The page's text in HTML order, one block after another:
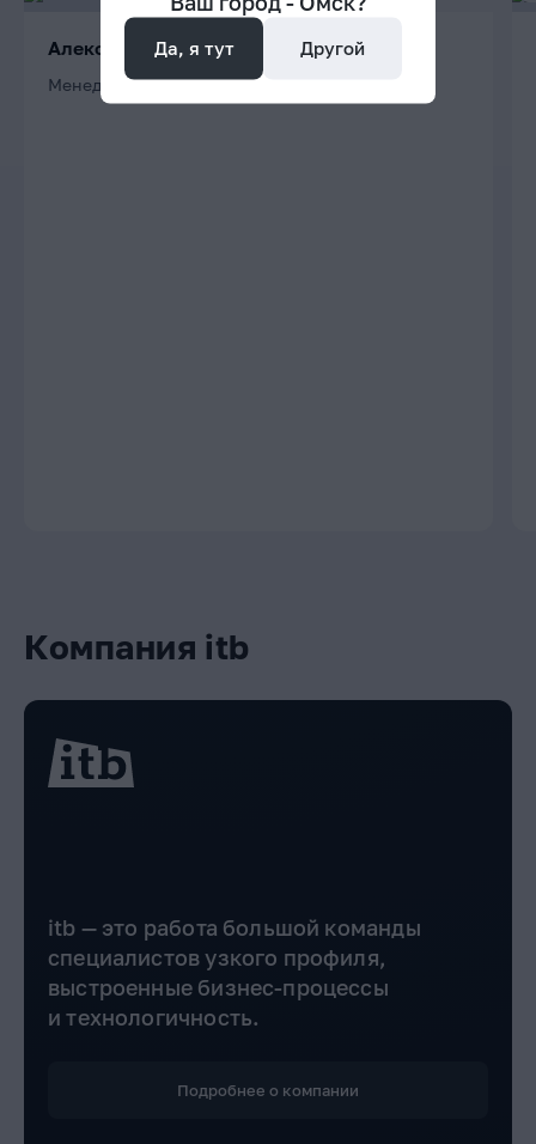
Алексей
Менеджер проектов
Компания itb
itb — это работа большой команды
специалистов узкого профиля,
выстроенные бизнес-процессы
и технологичность.
Подробнее о компании
Да, я тут Другой